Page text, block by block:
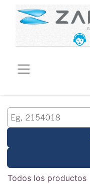
Todos los productos